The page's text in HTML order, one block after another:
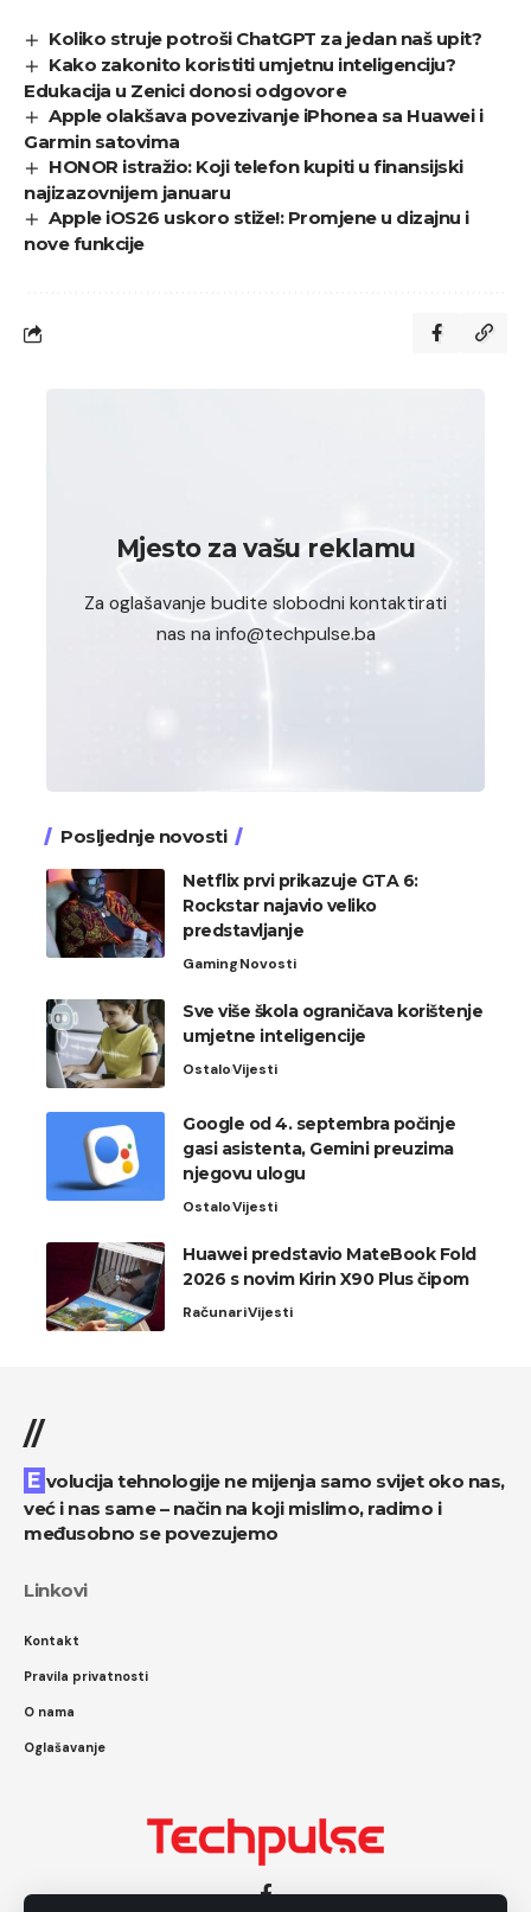
Koliko struje potroši ChatGPT za jedan naš upit?
Kako zakonito koristiti umjetnu inteligenciju?
Edukacija u Zenici donosi odgovore
Apple olakšava povezivanje iPhonea sa Huawei i
Garmin satovima
HONOR istražio: Koji telefon kupiti u finansijski
najizazovnijem januaru
Apple iOS26 uskoro stiže!: Promjene u dizajnu i
nove funkcije
Mjesto za vašu reklamu
Za oglašavanje budite slobodni kontaktirati
nas na info@techpulse.ba
Posljednje novosti
Netflix prvi prikazuje GTA 6:
Rockstar najavio veliko
predstavljanje
GamingNovosti
Sve više škola ograničava korištenje
umjetne inteligencije
OstaloVijesti
Google od 4. septembra počinje
gasi asistenta, Gemini preuzima
njegovu ulogu
OstaloVijesti
Huawei predstavio MateBook Fold
2026 s novim Kirin X90 Plus čipom
RačunariVijesti
//
Evolucija tehnologije ne mijenja samo svijet oko nas,
već i nas same – način na koji mislimo, radimo i
međusobno se povezujemo
Linkovi
Kontakt
Pravila privatnosti
O nama
Oglašavanje